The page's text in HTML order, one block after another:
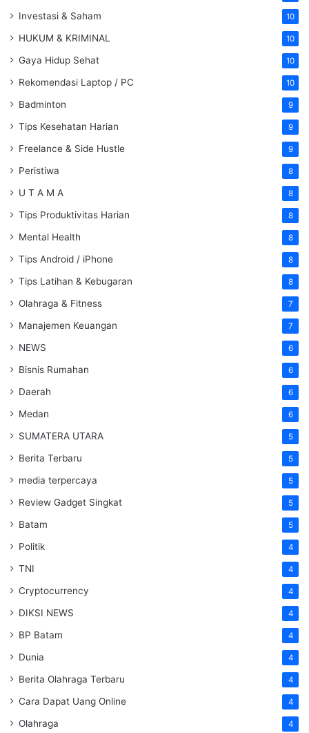
Investasi & Saham 10
HUKUM & KRIMINAL 10
Gaya Hidup Sehat 10
Rekomendasi Laptop / PC 10
Badminton 9
Tips Kesehatan Harian 9
Freelance & Side Hustle 9
Peristiwa 8
U T A M A 8
Tips Produktivitas Harian 8
Mental Health 8
Tips Android / iPhone 8
Tips Latihan & Kebugaran 8
Olahraga & Fitness 7
Manajemen Keuangan 7
NEWS 6
Bisnis Rumahan 6
Daerah 6
Medan 6
SUMATERA UTARA 5
Berita Terbaru 5
media terpercaya 5
Review Gadget Singkat 5
Batam 5
Politik 4
TNI 4
Cryptocurrency 4
DIKSI NEWS 4
BP Batam 4
Dunia 4
Berita Olahraga Terbaru 4
Cara Dapat Uang Online 4
Olahraga 4